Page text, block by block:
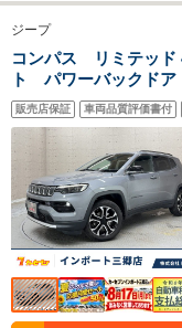
ジープ
コンパス リミテッ
ト パワーバックド
プティブクルーズコ
イブレコーダー ETC
販売店保証 車両品質評価書付